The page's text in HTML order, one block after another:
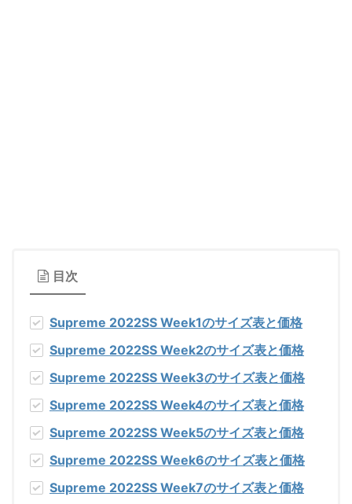
目次
Supreme 2022SS Week1のサイズ表と価格
Supreme 2022SS Week2のサイズ表と価格
Supreme 2022SS Week3のサイズ表と価格
Supreme 2022SS Week4のサイズ表と価格
Supreme 2022SS Week5のサイズ表と価格
Supreme 2022SS Week6のサイズ表と価格
Supreme 2022SS Week7のサイズ表と価格